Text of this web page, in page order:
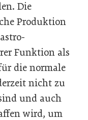
Die
Produktion
Funktion als
die normale
nicht zu
und auch
wird, um